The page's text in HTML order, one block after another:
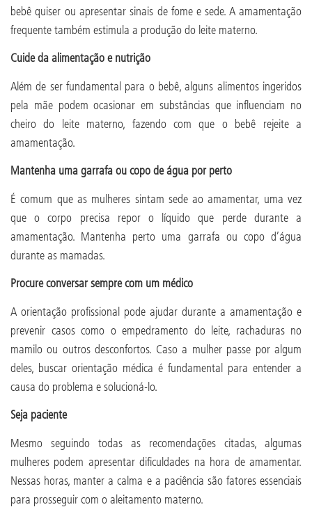
bebê quiser ou apresentar sinais de fome e sede. A amamentação
frequente também estimula a produção do leite materno.
Cuide da alimentação e nutrição
Além de ser fundamental para o bebê, alguns alimentos ingeridos
pela mãe podem ocasionar em substâncias que influenciam no
cheiro do leite materno, fazendo com que o bebê rejeite a
amamentação.
Mantenha uma garrafa ou copo de água por perto
É comum que as mulheres sintam sede ao amamentar, uma vez
que o corpo precisa repor o líquido que perde durante a
amamentação. Mantenha perto uma garrafa ou copo d’água
durante as mamadas.
Procure conversar sempre com um médico
A orientação profissional pode ajudar durante a amamentação e
prevenir casos como o empedramento do leite, rachaduras no
mamilo ou outros desconfortos. Caso a mulher passe por algum
deles, buscar orientação médica é fundamental para entender a
causa do problema e solucioná-lo.
Seja paciente
Mesmo seguindo todas as recomendações citadas, algumas
mulheres podem apresentar dificuldades na hora de amamentar.
Nessas horas, manter a calma e a paciência são fatores essenciais
para prosseguir com o aleitamento materno.